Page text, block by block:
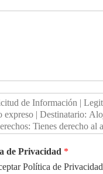
de Privacidad *
Política de Privacidad